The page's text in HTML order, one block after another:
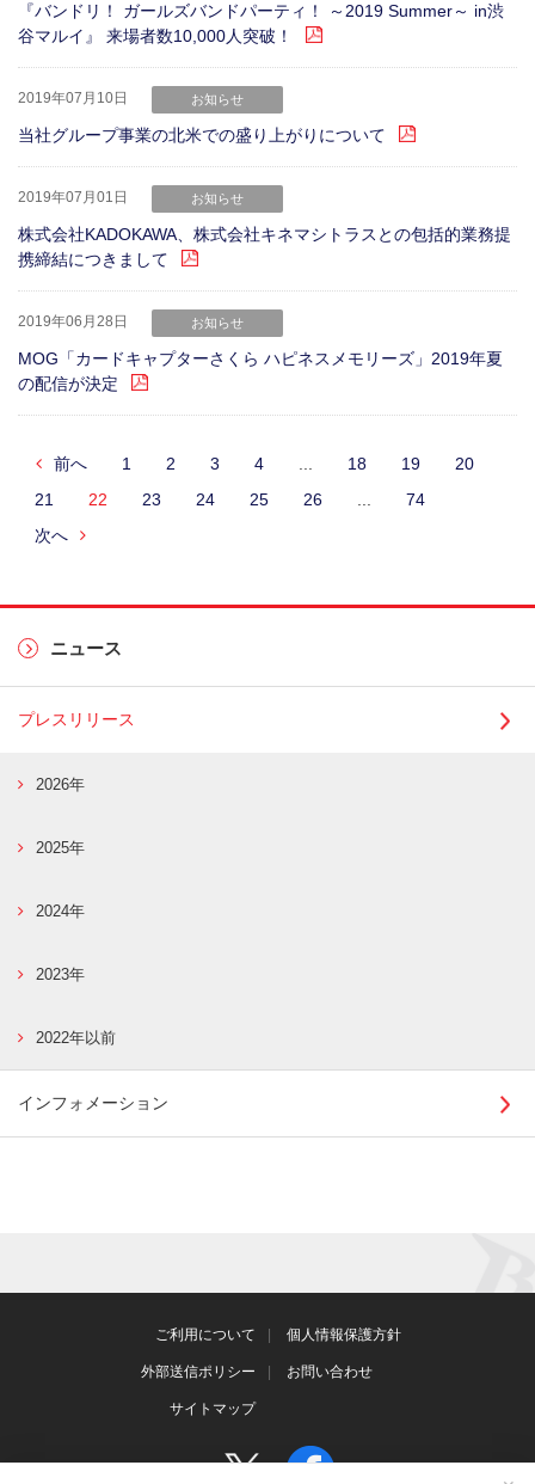
『バンドリ！ ガールズバンドパーティ！ ～2019 Summer～ in渋
谷マルイ』 来場者数10,000人突破！
2019年07月10日 お知らせ
当社グループ事業の北米での盛り上がりについて
2019年07月01日 お知らせ
株式会社KADOKAWA、株式会社キネマシトラスとの包括的業務提
携締結につきまして
2019年06月28日 お知らせ
MOG「カードキャプターさくら ハピネスメモリーズ」2019年夏
の配信が決定
前へ 1 2 3 4 18 19
20
21
22 23 24 25 26
74
次へ
ニュース
プレスリリース
2026年
2025年
2024年
2023年
2022年以前
インフォメーション
ご利用について 個人情報保護方針
外部送信ポリシー お問い合わせ
サイトマップ